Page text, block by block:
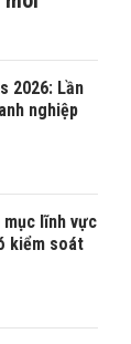
2026: Lần
nghiệp
mục lĩnh vực
kiểm soát